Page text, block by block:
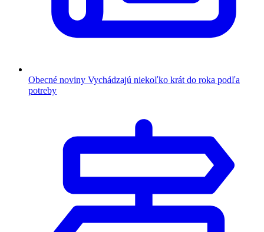
Obecné noviny Vychádzajú niekoľko krát do roka podľa
potreby